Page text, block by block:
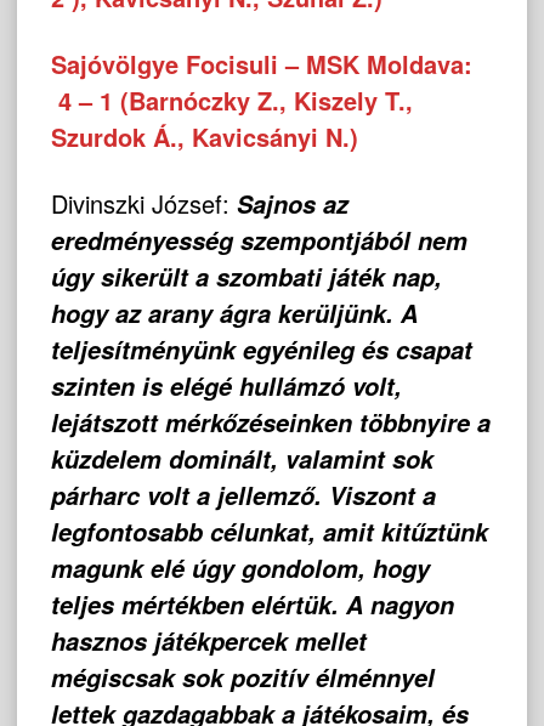
Sajóvölgye Focisuli – MSK Moldava:
4 – 1 (Barnóczky Z., Kiszely T.,
Szurdok Á., Kavicsányi N.)
Divinszki József: Sajnos az
eredményesség szempontjából nem
úgy sikerült a szombati játék nap,
hogy az arany ágra kerüljünk. A
teljesítményünk egyénileg és csapat
szinten is elégé hullámzó volt,
lejátszott mérkőzéseinken többnyire a
küzdelem dominált, valamint sok
párharc volt a jellemző. Viszont a
legfontosabb célunkat, amit kitűztünk
magunk elé úgy gondolom, hogy
teljes mértékben elértük. A nagyon
hasznos játékpercek mellet
mégiscsak sok pozitív élménnyel
lettek gazdagabbak a játékosaim, és